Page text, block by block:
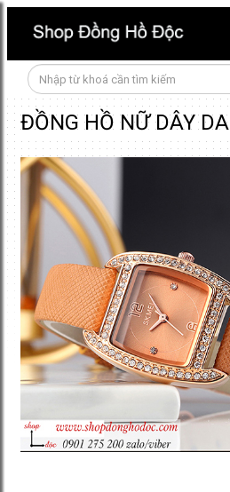
ĐỒNG HỒ NỮ DÂY DA